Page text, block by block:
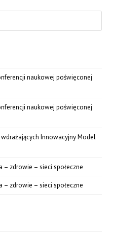
naukowej poświęconej
naukowej poświęconej
Innowacyjny Model
– zdrowie – sieci społeczne
– zdrowie – sieci społeczne